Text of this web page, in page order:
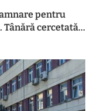
pentru
cercetată...